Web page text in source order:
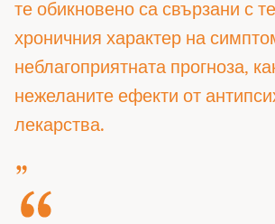
те обикновено са свързани с
хроничния характер на
неблагоприятната прогноза,
нежеланите ефекти от
лекарства.